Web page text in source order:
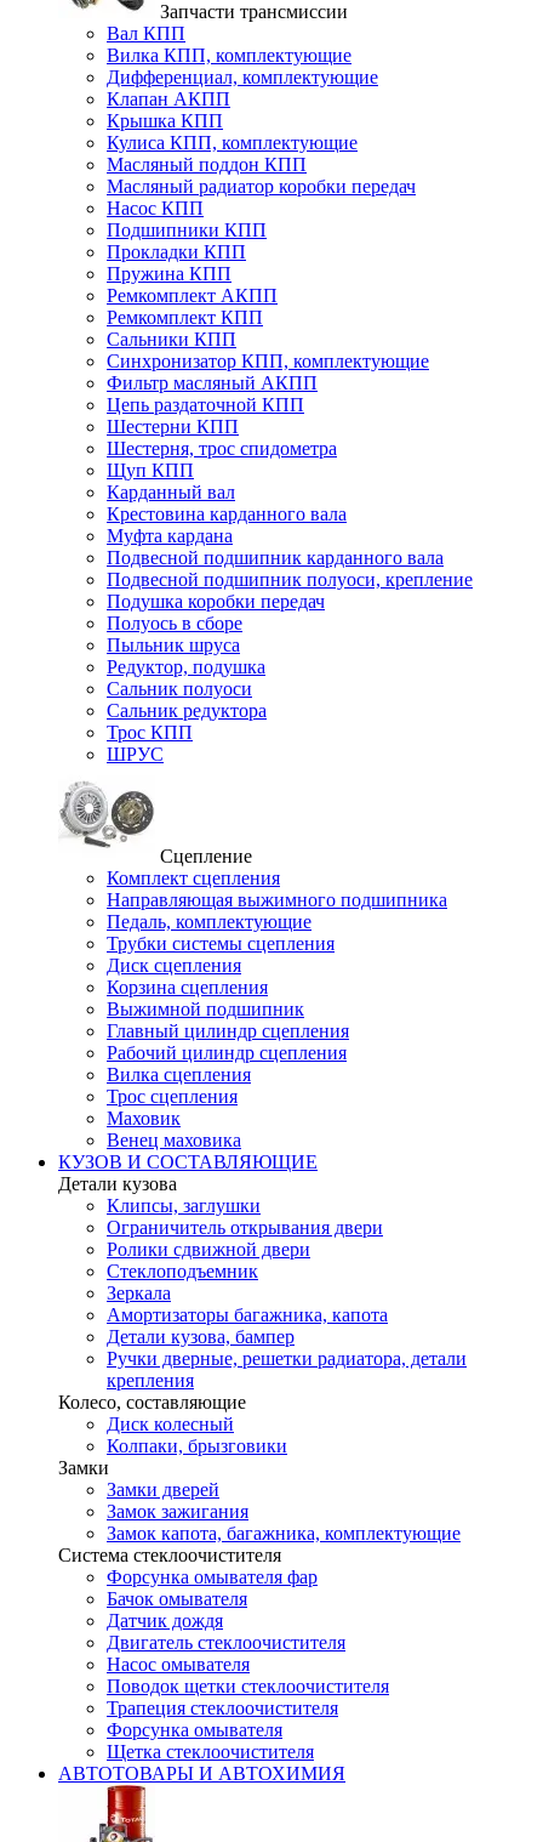
Запчасти трансмиссии
Вал КПП
Вилка КПП, комплектующие
Дифференциал, комплектующие
Клапан АКПП
Крышка КПП
Кулиса КПП, комплектующие
Масляный поддон КПП
Масляный радиатор коробки передач
Насос КПП
Подшипники КПП
Прокладки КПП
Пружина КПП
Ремкомплект АКПП
Ремкомплект КПП
Сальники КПП
Синхронизатор КПП, комплектующие
Фильтр масляный АКПП
Цепь раздаточной КПП
Шестерни КПП
Шестерня, трос спидометра
Щуп КПП
Карданный вал
Крестовина карданного вала
Муфта кардана
Подвесной подшипник карданного вала
Подвесной подшипник полуоси, крепление
Подушка коробки передач
Полуось в сборе
Пыльник шруса
Редуктор, подушка
Сальник полуоси
Сальник редуктора
Трос КПП
ШРУС
Сцепление
Комплект сцепления
Направляющая выжимного подшипника
Педаль, комплектующие
Трубки системы сцепления
Диск сцепления
Корзина сцепления
Выжимной подшипник
Главный цилиндр сцепления
Рабочий цилиндр сцепления
Вилка сцепления
Трос сцепления
Маховик
Венец маховика
КУЗОВ И СОСТАВЛЯЮЩИЕ
Детали кузова
Клипсы, заглушки
Ограничитель открывания двери
Ролики сдвижной двери
Стеклоподъемник
Зеркала
Амортизаторы багажника, капота
Детали кузова, бампер
Ручки дверные, решетки радиатора, детали
крепления
Колесо, составляющие
Диск колесный
Колпаки, брызговики
Замки
Замки дверей
Замок зажигания
Замок капота, багажника, комплектующие
Система стеклоочистителя
Форсунка омывателя фар
Бачок омывателя
Датчик дождя
Двигатель стеклоочистителя
Насос омывателя
Поводок щетки стеклоочистителя
Трапеция стеклоочистителя
Форсунка омывателя
Щетка стеклоочистителя
АВТОТОВАРЫ И АВТОХИМИЯ